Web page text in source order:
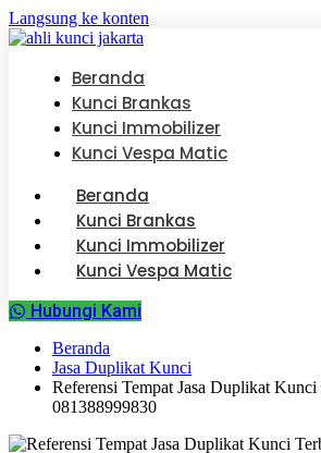
Langsung ke konten
Beranda
Kunci Brankas
Kunci Immobilizer
Kunci Vespa Matic
Beranda
Kunci Brankas
Kunci Immobilizer
Kunci Vespa Matic
Hubungi Kami
Beranda
Jasa Duplikat Kunci
Referensi Tempat Jasa Duplikat
081388999830